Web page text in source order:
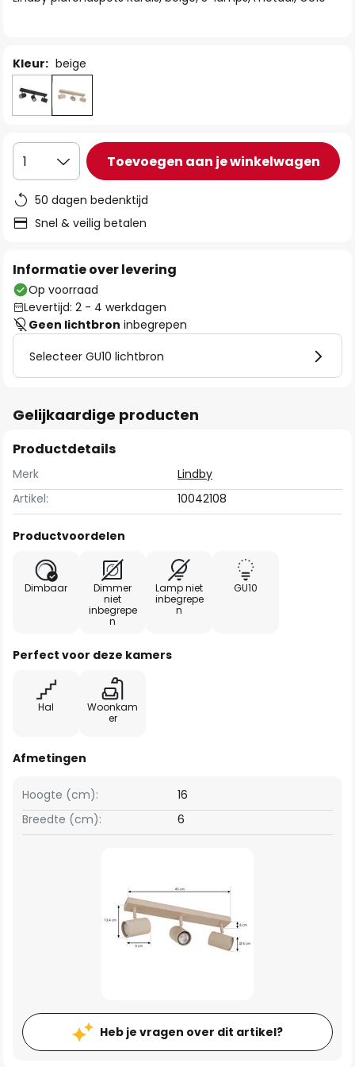
Kleur: beige
1 Toevoegen aan je winkelwagen
50 dagen bedenktijd
Snel & veilig betalen
Informatie over levering
Op voorraad
Levertijd: 2 - 4 werkdagen
Geen lichtbron inbegrepen
Selecteer GU10 lichtbron
Gelijkaardige producten
Productdetails
Merk
Lindby
Artikel:
10042108
Productvoordelen
Dimbaar
Dimmer
niet
inbegrepe
n
Lamp niet
inbegrepe
n
GU10
Perfect voor deze kamers
Hal
Woonkam
er
Afmetingen
Breedte (cm): 6
Hoogte (cm): 16
Heb je vragen over dit artikel?